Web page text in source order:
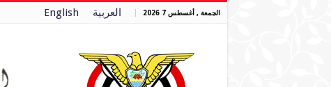
الجمعة , أغسطس 7 2026 العربية English